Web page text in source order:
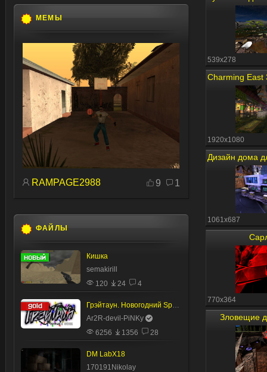
539x278
1920x1080
1061x687
770x364
Зловещие
МЕМЫ
RAMPAGE2988 9 1
ФАЙЛЫ
Кишка
semakirill
120
24 4
Грэйтаун. Новогодний Special
Ar2R-devil-PiNKy
6256
1356 28
DM LabX18
170191Nikolay